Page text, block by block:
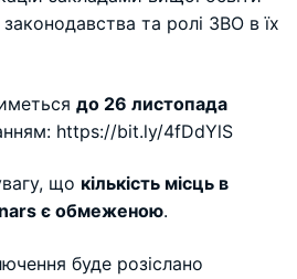
та ролі ЗВО в їх
до 26 листопада
https://bit.ly/4fDdYlS
що кількість місць в
є обмеженою.
буде розіслано